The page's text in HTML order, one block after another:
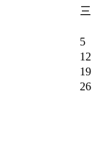
三
5
12
19
26